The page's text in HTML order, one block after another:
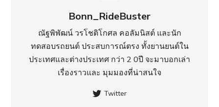
Bonn_RideBuster
ณัฐพิพัฒน์ วรโชติโกศล คอลัมนิสต์ และนัก
ทดสอบรถยนต์ ประสบการณ์ตรง ทั้งยานยนต์ใน
ประเทศ​และต่างประเทศ กว่า 2 0ปี จะมาบอกเล่า
เรื่องราวและ มุมมองที่น่าสนใจ
Twitter